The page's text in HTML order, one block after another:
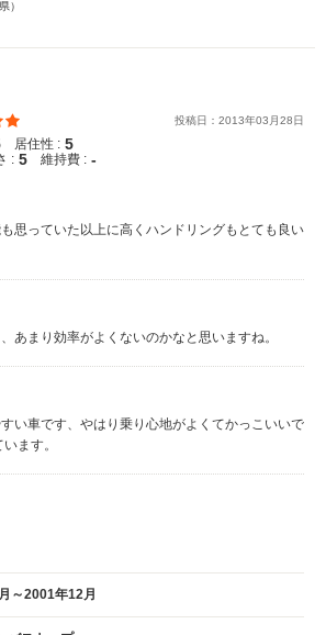
）
投稿日： 2013年03 月28日
居住性 : 5
: 5 維持費 : -
思っていた以上に高くハンドリングもとても良い
あまり効率がよくないのかなと思いますね。
い車です、やはり乗り心地がよくてかっこいいで
ます。
～2001年12月